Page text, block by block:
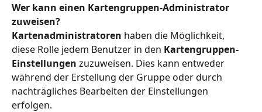
Wer kann einen Kartengruppen-Administrator
zuweisen?
Kartenadministratoren haben die Möglichkeit,
diese Rolle jedem Benutzer in den Kartengruppen-
Einstellungen zuzuweisen. Dies kann entweder
während der Erstellung der Gruppe oder durch
nachträgliches Bearbeiten der Einstellungen
erfolgen.